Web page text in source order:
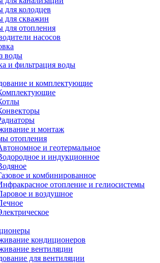
для колодцев
для скважин
для отопления
насосов
воды
и фильтрация воды
и комплектующие
и монтаж
отопления
и геотермальное
и индукционное
и комбинированное
отопление и гелиосистемы
и воздушное
кондиционеров
вентиляции
для вентиляции